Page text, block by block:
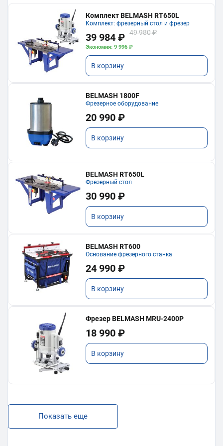
Комплект BELMASH RT650L
Комплект: фрезерный стол и фрезер
39 984 ₽ 49 980 ₽
Экономия: 9 996 ₽
В корзину
BELMASH 1800F
Фрезерное оборудование
20 990 ₽
В корзину
BELMASH RT650L
Фрезерный стол
30 990 ₽
В корзину
BELMASH RT600
Основание фрезерного станка
24 990 ₽
В корзину
Фрезер BELMASH MRU-2400P
18 990 ₽
В корзину
Показать еще